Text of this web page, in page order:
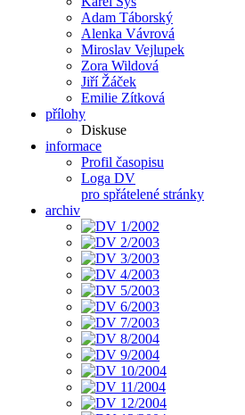
Adam Táborský
Alenka Vávrová
Miroslav Vejlupek
Zora Wildová
Jiří Žáček
Emilie Zítková
přílohy
Diskuse
informace
Profil časopisu
Loga DV
pro spřátelené stránky
archiv